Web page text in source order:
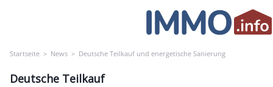
Startseite > News > Deutsche Teilkauf und energetische Sanierung
Deutsche Teilkauf